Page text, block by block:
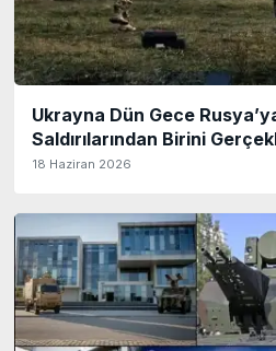
Ukrayna Dün Gece
Saldırılarından Birini
18 Haziran 2026